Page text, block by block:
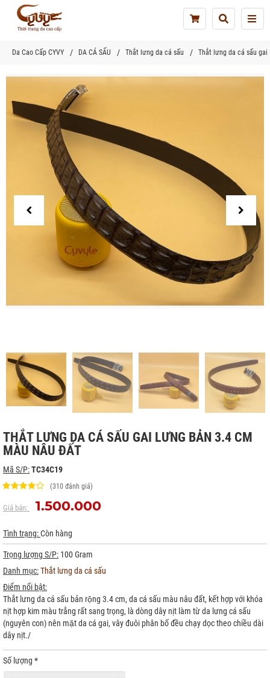
Da Cao Cấp CYVY DA CÁ SẤU Thắt lưng da cá sấu Thắt lưng da cá sấu
THẮT LƯNG DA CÁ SẤU GAI LƯNG BẢN 3.4 CM
MÀU NÂU ĐẤT
Mã S/P:TC34C19
(310 đánh giá)
Giá bán: 1.500.000
Tình trạng:Còn hàng
Trọng lượng S/P: 100 Gram
Danh mục:Thắt lưng da cá sấu
Điểm nổi bật:
Thắt lưng da cá sấu bản rộng 3.4 cm, da cá sấu màu nâu đất, kết hợp với khóa
nịt hợp kim màu trắng rất sang trọng, là dòng dây nịt làm từ da lưng cá sấu
(nguyên con) nên mặt da cá gai, vây đuôi phân bố đều chạy dọc theo chiều dài
dây nịt./
Số lượng *